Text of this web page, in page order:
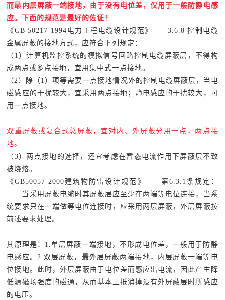
而最内层屏蔽一端接地，由于没有电位差，仅用于一般防静电感
应。下面的规范是最好的佐证！
《GB 50217-1994电力工程电缆设计规范》——3.6.8 控制电缆
金属屏蔽的接地方式，应符合下列规定：
（1）计算机监控系统的模拟信号回路控制电缆屏蔽层，不得构
成两点或多点接地，宜用集中式一点接地。
（2）除（1）项等需要一点接地情况外的控制电缆屏蔽层，当电
磁感应的干扰较大，宜采用两点接地；静电感应的干扰较大，可
用一点接地。
双重屏蔽或复合式总屏蔽，宜对内、外屏蔽分用一点，两点接
地。
（3）两点接地的选择，还宜考虑在暂态电流作用下屏蔽层不致
被烧熔。
《GB50057-2000建筑物防雷设计规范》——第6.3.1条规定：
……当采用屏蔽电缆时其屏蔽层应至少在两端等电位连接，当系
统要求只在一端做等电位连接时，应采用两层屏蔽，外层屏蔽按
前述要求处理。
其原理是：1.单层屏蔽一端接地，不形成电位差，一般用于防静
电感应。2.双层屏蔽，最外层屏蔽两端接地，内层屏蔽一端等电
位接地。此时，外层屏蔽由于电位差而感应出电流，因此产生降
低源磁场强度的磁通，从而基本上抵消掉没有外屏蔽层时所感应
的电压。